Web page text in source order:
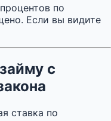
по
Если вы видите
с
ставка по